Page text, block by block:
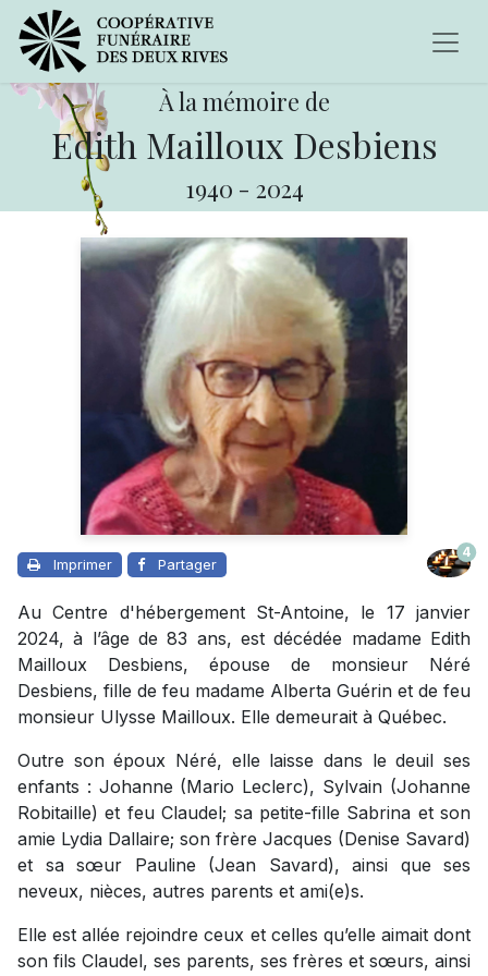
À la mémoire de
Edith Mailloux Desbiens
1940 - 2024
Imprimer Partager
4
Au Centre d'hébergement St-Antoine, le 17 janvier
2024, à l’âge de 83 ans, est décédée madame Edith
Mailloux Desbiens, épouse de monsieur Néré
Desbiens, fille de feu madame Alberta Guérin et de feu
monsieur Ulysse Mailloux. Elle demeurait à Québec.
Outre son époux Néré, elle laisse dans le deuil ses
enfants : Johanne (Mario Leclerc), Sylvain (Johanne
Robitaille) et feu Claudel; sa petite-fille Sabrina et son
amie Lydia Dallaire; son frère Jacques (Denise Savard)
et sa sœur Pauline (Jean Savard), ainsi que ses
neveux, nièces, autres parents et ami(e)s.
Elle est allée rejoindre ceux et celles qu’elle aimait dont
son fils Claudel, ses parents, ses frères et sœurs, ainsi